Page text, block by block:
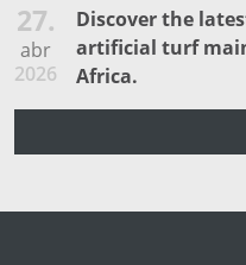
27.
abr
2026
Discover the
artificial turf
Africa.